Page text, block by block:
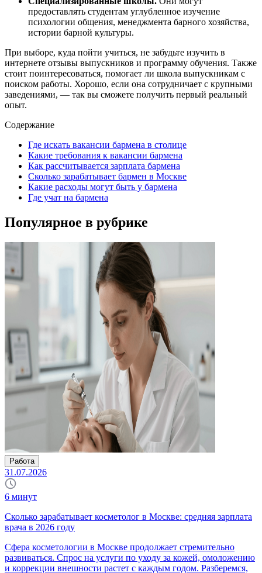
предоставлять студентам углубленное изучение
психологии общения, менеджмента барного хозяйства,
истории барной культуры.
При выборе, куда пойти учиться, не забудьте изучить в
интернете отзывы выпускников и программу обучения. Также
стоит поинтересоваться, помогает ли школа выпускникам с
поиском работы. Хорошо, если она сотрудничает с крупными
заведениями, — так вы сможете получить первый реальный
опыт.
Содержание
Где искать вакансии бармена в столице
Какие требования к вакансии бармена
Как рассчитывается зарплата бармена
Сколько зарабатывает бармен в Москве
Какие расходы могут быть у бармена
Где учат на бармена
Популярное в рубрике
Работа
31.07.2026
6 минут
Сколько зарабатывает косметолог в Москве: средняя зарплата
врача в 2026 году
Сфера косметологии в Москве продолжает стремительно
развиваться. Спрос на услуги по уходу за кожей, омоложению
и коррекции внешности растет с каждым годом. Разберемся,